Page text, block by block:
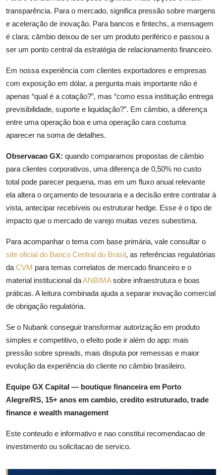
transparência. Para o mercado, significa pressão sobre margens
e aceleração de inovação. Para bancos e fintechs, a mensagem
é clara: câmbio deixou de ser um produto periférico e passou a
ser um ponto central da estratégia de relacionamento financeiro.
Em nossa experiência com clientes exportadores e empresas
com exposição em dólar, a pergunta mais importante não é
apenas “qual é a cotação?”, mas “como essa instituição entrega
previsibilidade, suporte e liquidação?”. Em câmbio, a diferença
entre uma operação boa e uma operação cara costuma
aparecer na soma de detalhes.
Observacao GX: quando comparamos propostas de câmbio
para clientes corporativos, uma diferença de 0,50% no custo
total pode parecer pequena, mas em um fluxo anual relevante
ela altera o orçamento de tesouraria e a decisão entre contratar à
vista, antecipar recebíveis ou estruturar hedge. Esse é o tipo de
impacto que o mercado de varejo muitas vezes subestima.
Para acompanhar o tema com base primária, vale consultar o
site oficial do Banco Central do Brasil, as referências regulatórias
da CVM para temas correlatos de mercado financeiro e o
material institucional daANBIMAsobre infraestrutura e boas
práticas. A leitura combinada ajuda a separar inovação comercial
de obrigação regulatória.
Se o Nubank conseguir transformar autorização em produto
simples e competitivo, o efeito pode ir além do app: mais
pressão sobre spreads, mais disputa por remessas e maior
evolução da experiência do cliente no câmbio brasileiro.
Equipe GX Capital — boutique financeira em Porto
Alegre/RS, 15+ anos em cambio, credito estruturado, trade
finance e wealth management
Este conteudo e informativo e nao constitui recomendacao de
investimento ou solicitacao de servico.